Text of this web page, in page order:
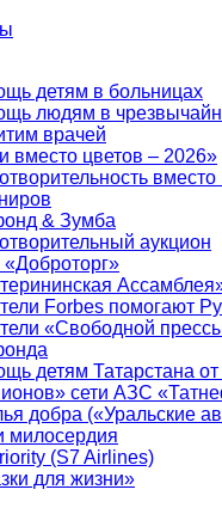
детям в больницах
людям в
врачей
вместо цветов – 2026»
& Зумба
аукцион
Forbes помогают
«Свободной
детям Татарстана от
сети АЗС
добра («Уральские
милосердия
(S7 Airlines)
для жизни»